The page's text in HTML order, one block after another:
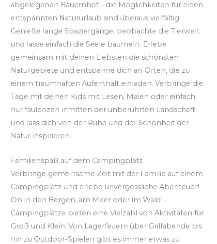
abgelegenen Bauernhof – die Möglichkeiten für einen
entspannten Natururlaub sind überaus vielfältig.
Genieße lange Spaziergänge, beobachte die Tierwelt
und lasse einfach die Seele baumeln. Erlebe
gemeinsam mit deinen Liebsten die schönsten
Naturgebiete und entspanne dich an Orten, die zu
einem traumhaften Aufenthalt einladen. Verbringe die
Tage mit deinen Kids mit Lesen, Malen oder einfach
nur faulenzen inmitten der unberührten Landschaft
und lass dich von der Ruhe und der Schönheit der
Natur inspirieren.
Familienspaß auf dem Campingplatz
Verbringe gemeinsame Zeit mit der Familie auf einem
Campingplatz und erlebe unvergessliche Abenteuer!
Ob in den Bergen, am Meer oder im Wald –
Campingplätze bieten eine Vielzahl von Aktivitäten für
Groß und Klein. Von Lagerfeuern über Grillabende bis
hin zu Outdoor-Spielen gibt es immer etwas zu